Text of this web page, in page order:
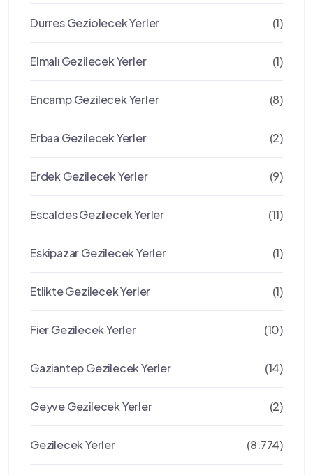
Durres Geziolecek Yerler (1)
Elmalı Gezilecek Yerler (1)
Encamp Gezilecek Yerler (8)
Erbaa Gezilecek Yerler (2)
Erdek Gezilecek Yerler (9)
Escaldes Gezilecek Yerler (11)
Eskipazar Gezilecek Yerler (1)
Etlikte Gezilecek Yerler (1)
Fier Gezilecek Yerler (10)
Gaziantep Gezilecek Yerler (14)
Geyve Gezilecek Yerler (2)
Gezilecek Yerler (8.774)